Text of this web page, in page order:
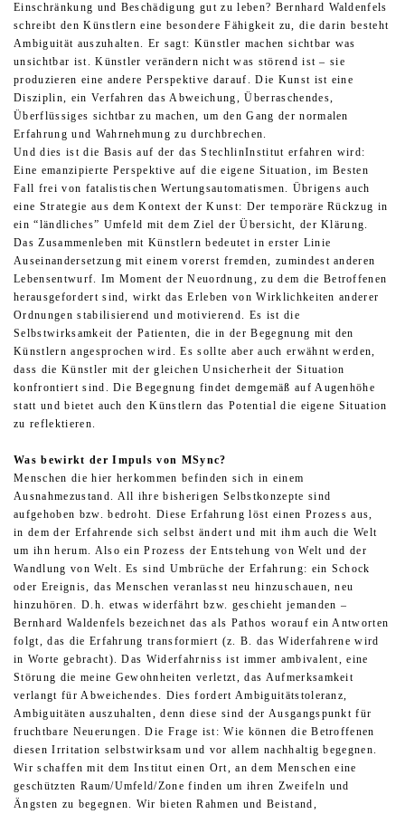
Einschränkung und Beschädigung gut zu leben? Bernhard Waldenfels
schreibt den Künstlern eine besondere Fähigkeit zu, die darin besteht
Ambiguität auszuhalten. Er sagt: Künstler machen sichtbar was
unsichtbar ist. Künstler verändern nicht was störend ist – sie
produzieren eine andere Perspektive darauf. Die Kunst ist eine
Disziplin, ein Verfahren das Abweichung, Überraschendes,
Überflüssiges sichtbar zu machen, um den Gang der normalen
Erfahrung und Wahrnehmung zu durchbrechen.
Und dies ist die Basis auf der das StechlinInstitut erfahren wird:
Eine emanzipierte Perspektive auf die eigene Situation, im Besten
Fall frei von fatalistischen Wertungsautomatismen. Übrigens auch
eine Strategie aus dem Kontext der Kunst: Der temporäre Rückzug in
ein “ländliches” Umfeld mit dem Ziel der Übersicht, der Klärung.
Das Zusammenleben mit Künstlern bedeutet in erster Linie
Auseinandersetzung mit einem vorerst fremden, zumindest anderen
Lebensentwurf. Im Moment der Neuordnung, zu dem die Betroffenen
herausgefordert sind, wirkt das Erleben von Wirklichkeiten anderer
Ordnungen stabilisierend und motivierend. Es ist die
Selbstwirksamkeit der Patienten, die in der Begegnung mit den
Künstlern angesprochen wird. Es sollte aber auch erwähnt werden,
dass die Künstler mit der gleichen Unsicherheit der Situation
konfrontiert sind. Die Begegnung findet demgemäß auf Augenhöhe
statt und bietet auch den Künstlern das Potential die eigene Situation
zu reflektieren.
Was bewirkt der Impuls von MSync?
Menschen die hier herkommen befinden sich in einem
Ausnahmezustand. All ihre bisherigen Selbstkonzepte sind
aufgehoben bzw. bedroht. Diese Erfahrung löst einen Prozess aus,
in dem der Erfahrende sich selbst ändert und mit ihm auch die Welt
um ihn herum. Also ein Prozess der Entstehung von Welt und der
Wandlung von Welt. Es sind Umbrüche der Erfahrung: ein Schock
oder Ereignis, das Menschen veranlasst neu hinzuschauen, neu
hinzuhören. D.h. etwas widerfährt bzw. geschieht jemanden –
Bernhard Waldenfels bezeichnet das als Pathos worauf ein Antworten
folgt, das die Erfahrung transformiert (z. B. das Widerfahrene wird
in Worte gebracht). Das Widerfahrniss ist immer ambivalent, eine
Störung die meine Gewohnheiten verletzt, das Aufmerksamkeit
verlangt für Abweichendes. Dies fordert Ambiguitätstoleranz,
Ambiguitäten auszuhalten, denn diese sind der Ausgangspunkt für
fruchtbare Neuerungen. Die Frage ist: Wie können die Betroffenen
diesen Irritation selbstwirksam und vor allem nachhaltig begegnen.
Wir schaffen mit dem Institut einen Ort, an dem Menschen eine
geschützten Raum/Umfeld/Zone finden um ihren Zweifeln und
Ängsten zu begegnen. Wir bieten Rahmen und Beistand,